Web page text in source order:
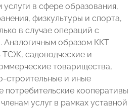
в сфере образования,
физкультуры и спорта,
в случае операций с
Аналогичным образом ККТ
ТСЖ, садоводческие и
товарищества,
и иные
потребительские кооперативы
услуг в рамках уставной